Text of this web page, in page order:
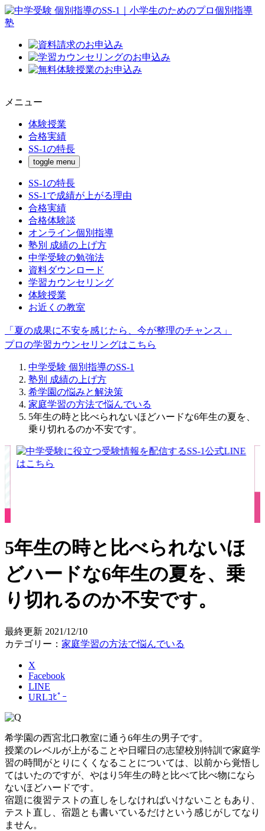
メニュー
体験授業
合格実績
SS-1の特長
toggle menu
SS-1の特長
SS-1で成績が上がる理由
合格実績
合格体験談
オンライン個別指導
塾別 成績の上げ方
中学受験の勉強法
資料ダウンロード
学習カウンセリング
体験授業
お近くの教室
「夏の成果に不安を感じたら、今が整理のチャンス」
プロの学習カウンセリングはこちら
中学受験 個別指導のSS-1
塾別 成績の上げ方
希学園の悩みと解決策
家庭学習の方法で悩んでいる
5年生の時と比べられないほどハードな6年生の夏を、
乗り切れるのか不安です。
5年生の時と比べられないほ
どハードな6年生の夏を、乗
り切れるのか不安です。
最終更新 2021/12/10
カテゴリー： 家庭学習の方法で悩んでいる
X
Facebook
LINE
URLｺﾋﾟｰ
希学園の西宮北口教室に通う6年生の男子です。
授業のレベルが上がることや日曜日の志望校別特訓で家庭学
習の時間がとりにくくなることについては、以前から覚悟し
てはいたのですが、やはり5年生の時と比べて比べ物になら
ないほどハードです。
宿題に復習テストの直しをしなければいけないこともあり、
テスト直し、宿題とも書いているだけという感じがしてなり
ません。